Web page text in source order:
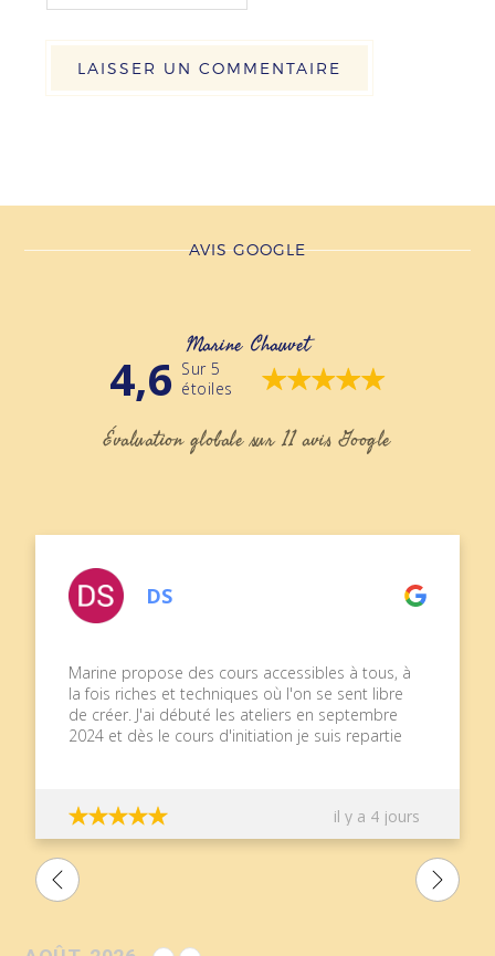
AVIS GOOGLE
Marine Chauvet
4,6 Sur 5
étoiles
Évaluation globale sur 11 avis Google
DS
il y a 4 jours
Marine propose des cours accessibles à tous, à
la fois riches et techniques où l'on se sent libre
de créer. J'ai débuté les ateliers en septembre
2024 et dès le cours d'initiation je suis repartie
en extérieur de ce week-end à Chauvigny était
topissime, une autre approche, toujours dans la
bonne humeur, et plein de nouveaux outils pour
progresser dans notre pratique ! Je
recommande, lancez-vous ;°)